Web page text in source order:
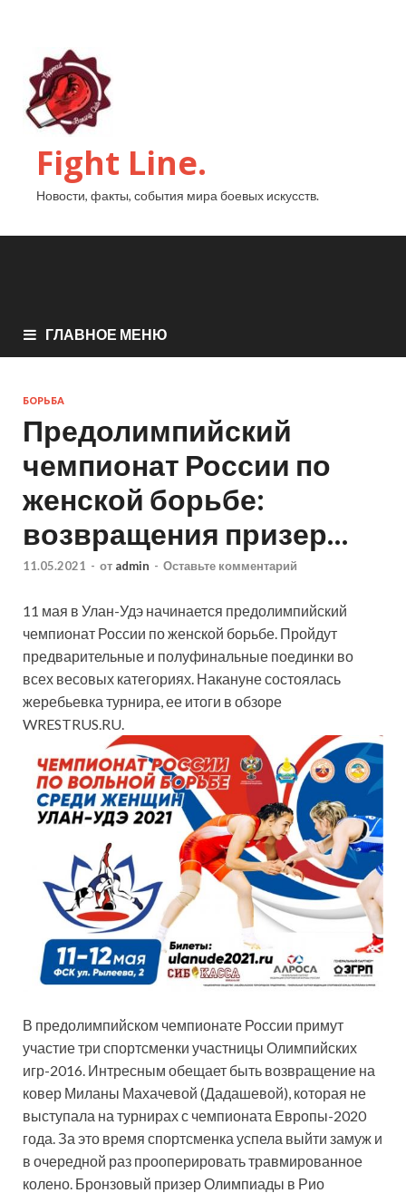
Fight Line.
Новости, факты, события мира боевых искусств.
ГЛАВНОЕ МЕНЮ
БОРЬБА
Предолимпийский
чемпионат России по
женской борьбе:
возвращения призер…
11.05.2021 - от admin - Оставьте комментарий
11 мая в Улан-Удэ начинается предолимпийский
чемпионат России по женской борьбе. Пройдут
предварительные и полуфинальные поединки во
всех весовых категориях. Накануне состоялась
жеребьевка турнира, ее итоги в обзоре
WRESTRUS.RU.
В предолимпийском чемпионате России примут
участие три спортсменки участницы Олимпийских
игр-2016. Интресным обещает быть возвращение на
ковер Миланы Махачевой (Дадашевой), которая не
выступала на турнирах с чемпионата Европы-2020
года. За это время спортсменка успела выйти замуж и
в очередной раз прооперировать травмированное
колено. Бронзовый призер Олимпиады в Рио